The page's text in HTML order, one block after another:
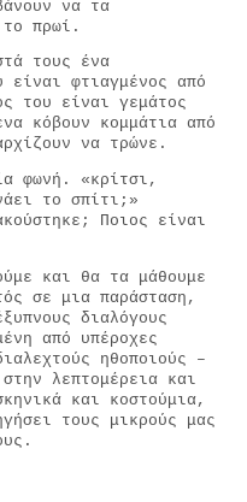
να τα
το πρωί.
τους ένα
είναι φτιαγμένος από
του είναι γεμάτος
κόβουν κομμάτια από
να τρώνε.
φωνή. «κρίτσι,
το σπίτι;»
Ποιος είναι
και θα τα μάθουμε
σε μια παράσταση,
διαλόγους
από υπέροχες
ηθοποιούς –
λεπτομέρεια και
και κοστούμια,
τους μικρούς μας